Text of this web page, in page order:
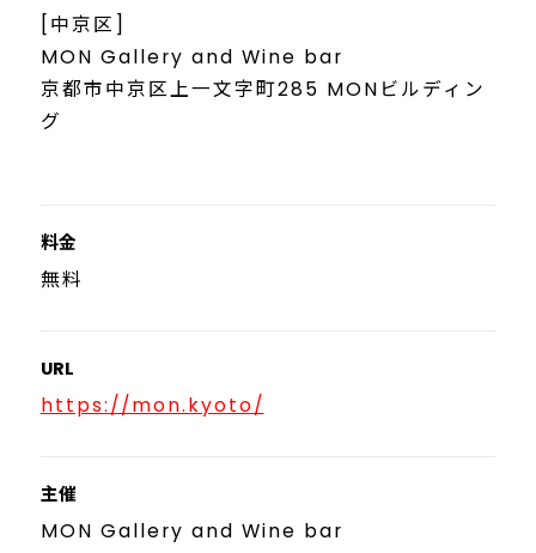
[中京区]
MON Gallery and Wine bar
京都市中京区上一文字町285 MONビルディン
グ
料金
無料
URL
https://mon.kyoto/
主催
MON Gallery and Wine bar